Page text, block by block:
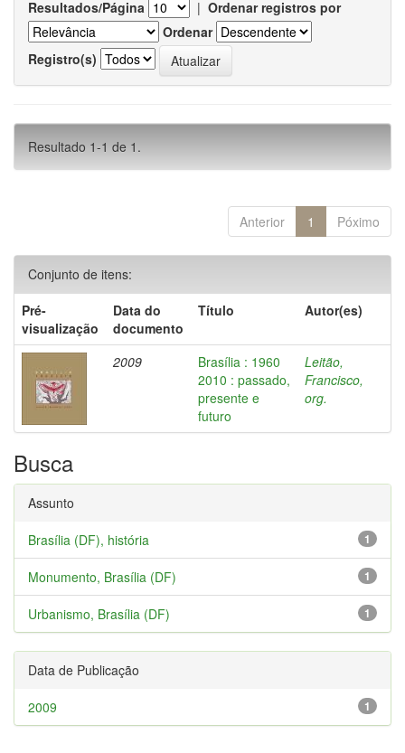
Resultados/Página | Ordenar registros por
Ordenar
Registro(s)
Resultado 1-1 de 1.
Anterior 1 Póximo
Conjunto de itens:
Pré-
visualização
Data do
documento
Título Autor(es)
2009
Brasília : 1960
2010 : passado,
presente e
futuro
Leitão,
Francisco,
org.
Busca
Assunto
1
Brasília (DF), história
1
Monumento, Brasília (DF)
1
Urbanismo, Brasília (DF)
Data de Publicação
1
2009